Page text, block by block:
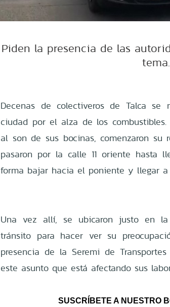
Piden la presencia de las
tema.
Decenas de colectiveros de Talca
ciudad por el alza de los
al son de sus bocinas, comenzaron
pasaron por la calle 11 oriente hasta
forma bajar hacia el poniente y llegar a
Una vez allí, se ubicaron justo en
tránsito para hacer ver su
presencia de la Seremi de
este asunto que está afectando sus
SUSCRÍBETE A NUESTRO